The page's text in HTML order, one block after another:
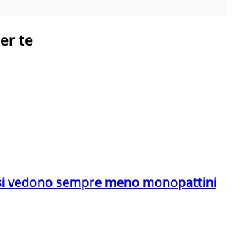
te
vedono sempre meno monopattini